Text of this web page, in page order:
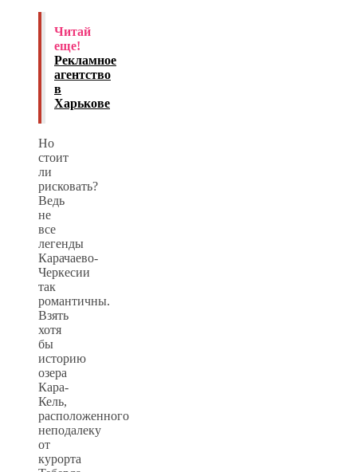
Читай
еще!
Рекламное
агентство
в
Харькове
Но
стоит
ли
рисковать?
Ведь
не
все
легенды
Карачаево-
Черкесии
так
романтичны.
Взять
хотя
бы
историю
озера
Кара-
Кель,
расположенного
неподалеку
от
курорта